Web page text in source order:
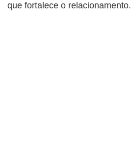
que fortalece o relacionamento.